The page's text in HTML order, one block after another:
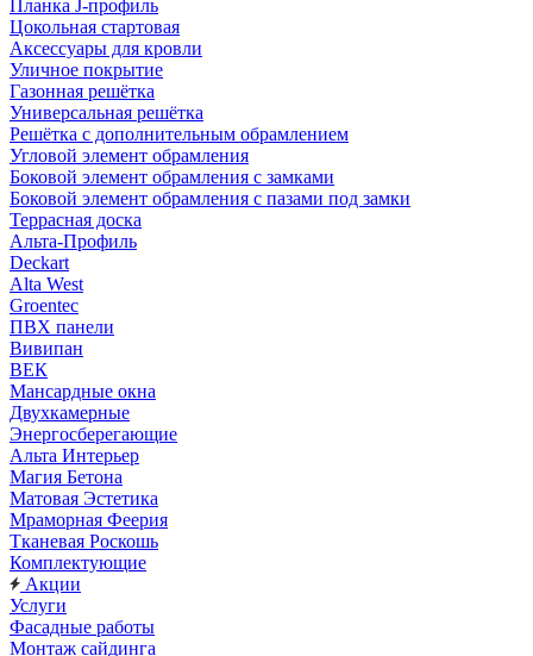
Планка J-профиль
Цокольная стартовая
Аксессуары для кровли
Уличное покрытие
Газонная решётка
Универсальная решётка
Решётка с дополнительным обрамлением
Угловой элемент обрамления
Боковой элемент обрамления с замками
Боковой элемент обрамления с пазами под замки
Террасная доска
Альта-Профиль
Deckart
Alta West
Groentec
ПВХ панели
Вивипан
ВЕК
Мансардные окна
Двухкамерные
Энергосберегающие
Альта Интерьер
Магия Бетона
Матовая Эстетика
Мраморная Феерия
Тканевая Роскошь
Комплектующие
Акции
Услуги
Фасадные работы
Монтаж сайдинга